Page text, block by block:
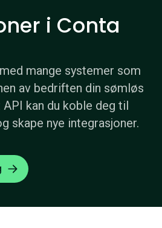
i Conta
mange systemer som
av bedriften din sømløs
kan du koble deg til
skape nye integrasjoner.